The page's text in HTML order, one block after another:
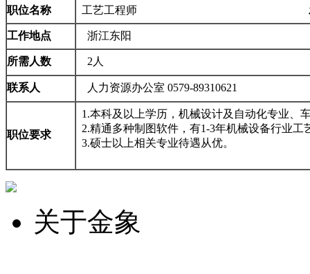
职位名称 工艺工程师
工作地点 浙江东阳
所需人数 2人
联系人 人力资源办公室 0579-89310621
职位要求
1.本科及以上学历，机械设计及自动化专业、
2.精通多种制图软件，有1-3年机械设备行业工
3.硕士以上相关专业待遇从优。
关于金象